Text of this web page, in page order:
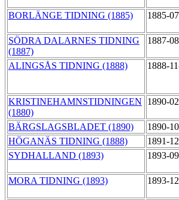
BORLÄNGE TIDNING (1885)
1885-
SÖDRA DALARNES TIDNING
(1887)
1887-
ALINGSÅS TIDNING (1888)
1888-
KRISTINEHAMNSTIDNINGEN
(1880)
1890-
BÄRGSLAGSBLADET (1890)
1890-
HÖGANÄS TIDNING (1888)
1891-
SYDHALLAND (1893)
1893-
MORA TIDNING (1893)
1893-